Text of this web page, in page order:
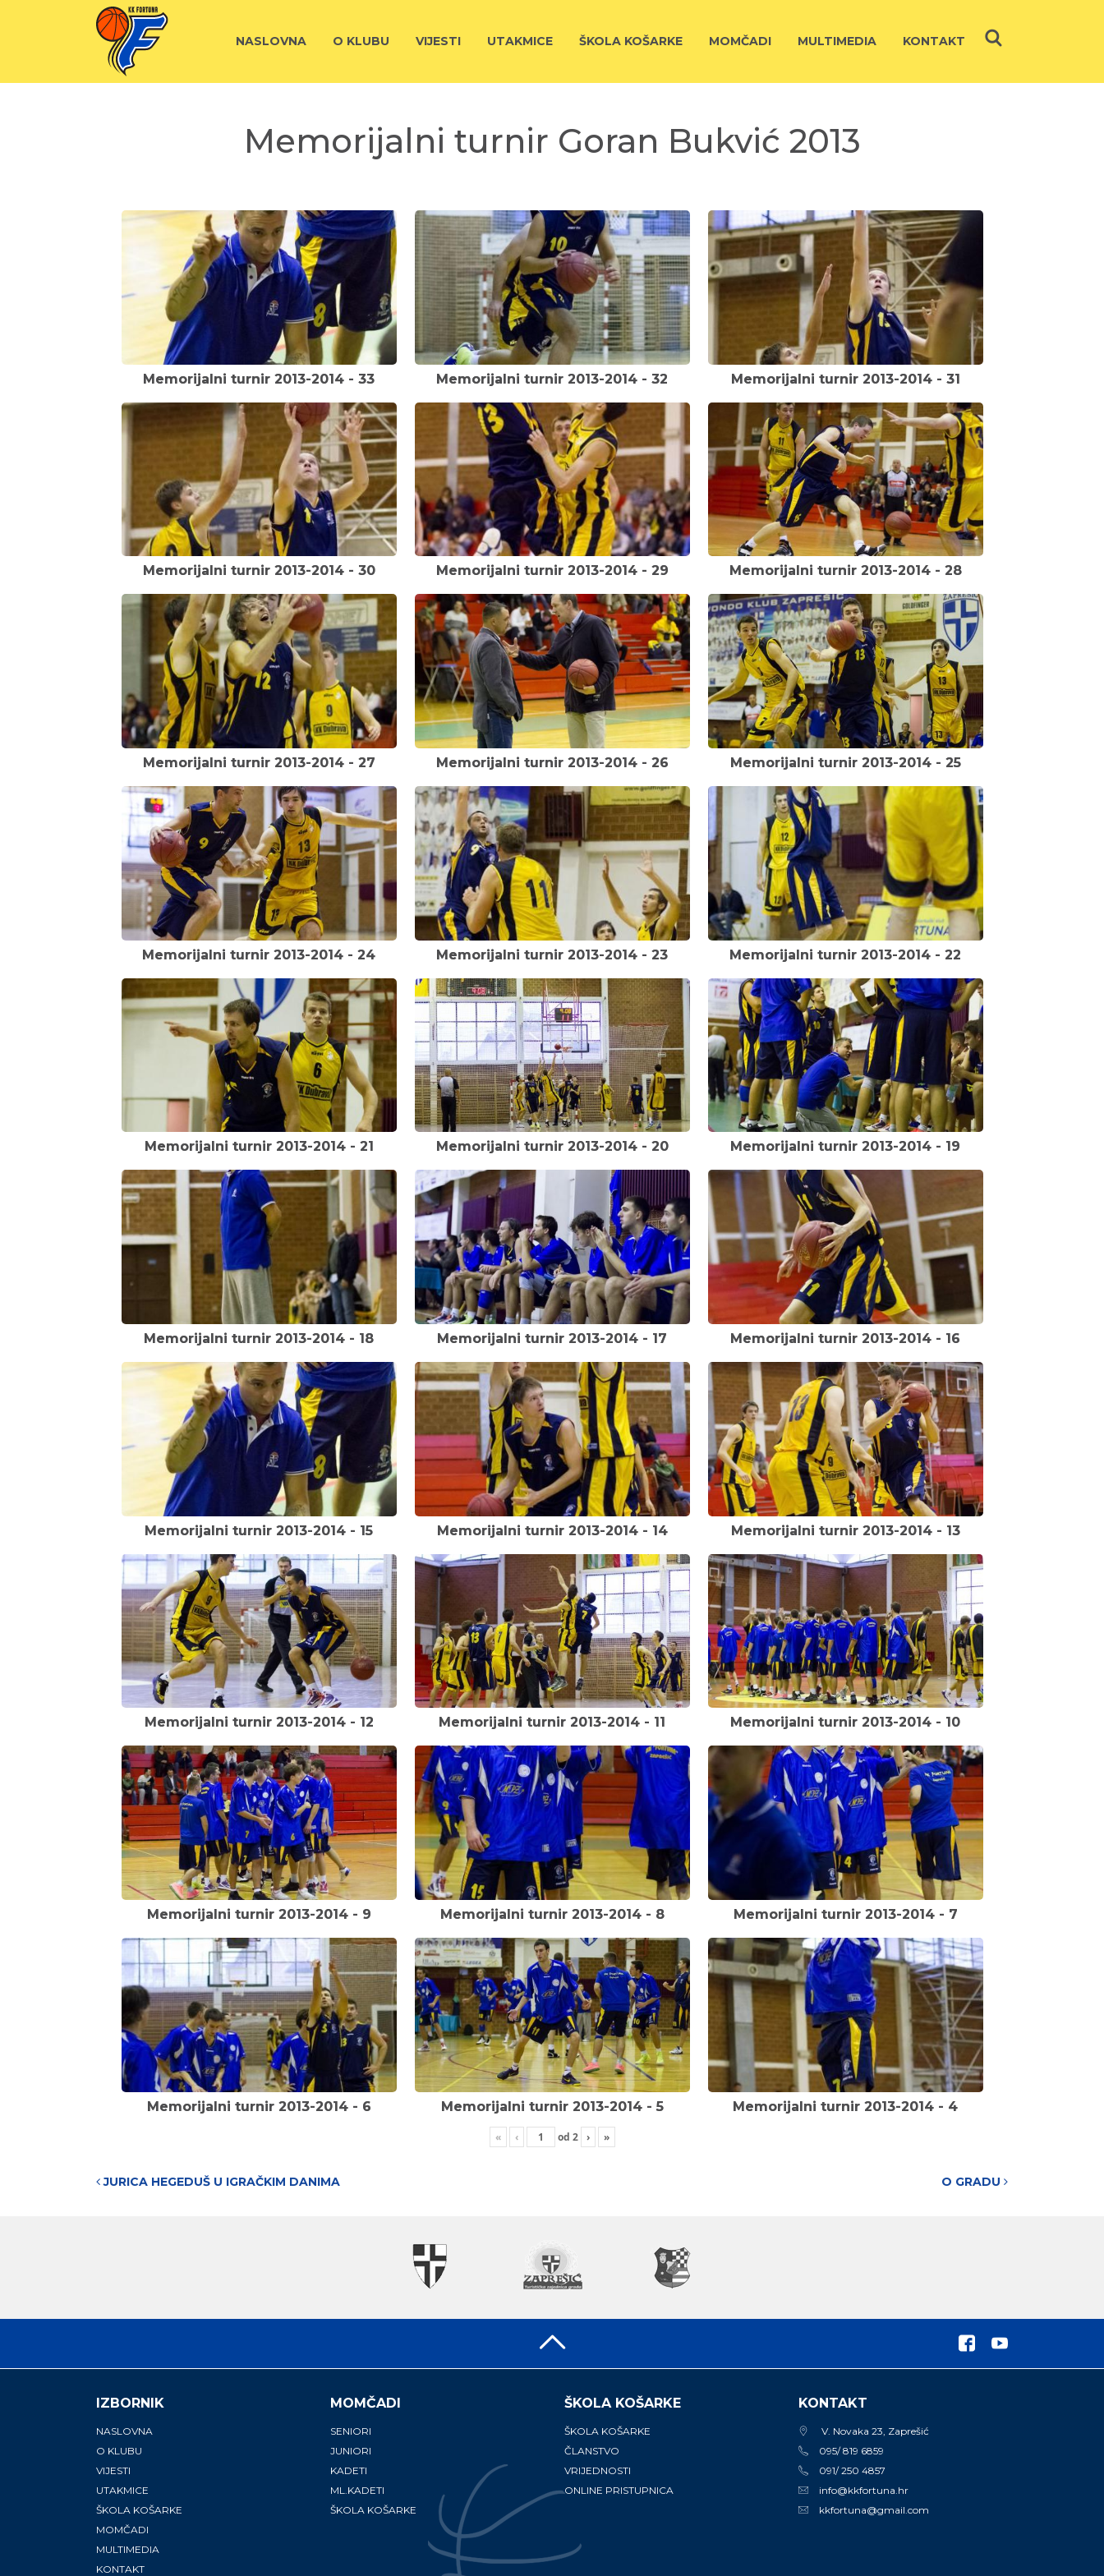
NASLOVNA O KLUBU VIJESTI UTAKMICE ŠKOLA KOŠARKE MOMČADI MULTIMEDIA KONTAKT
Memorijalni turnir Goran Bukvić 2013
Memorijalni turnir 2013-2014 - 33 Memorijalni turnir 2013-2014 - 32 Memorijalni turnir 2013-2014 - 31
Memorijalni turnir 2013-2014 - 30 Memorijalni turnir 2013-2014 - 29 Memorijalni turnir 2013-2014 - 28
Memorijalni turnir 2013-2014 - 27 Memorijalni turnir 2013-2014 - 26 Memorijalni turnir 2013-2014 - 25
Memorijalni turnir 2013-2014 - 24 Memorijalni turnir 2013-2014 - 23 Memorijalni turnir 2013-2014 - 22
Memorijalni turnir 2013-2014 - 21 Memorijalni turnir 2013-2014 - 20 Memorijalni turnir 2013-2014 - 19
Memorijalni turnir 2013-2014 - 18 Memorijalni turnir 2013-2014 - 17 Memorijalni turnir 2013-2014 - 16
Memorijalni turnir 2013-2014 - 15 Memorijalni turnir 2013-2014 - 14 Memorijalni turnir 2013-2014 - 13
Memorijalni turnir 2013-2014 - 12 Memorijalni turnir 2013-2014 - 11 Memorijalni turnir 2013-2014 - 10
Memorijalni turnir 2013-2014 - 9 Memorijalni turnir 2013-2014 - 8 Memorijalni turnir 2013-2014 - 7
Memorijalni turnir 2013-2014 - 6 Memorijalni turnir 2013-2014 - 5 Memorijalni turnir 2013-2014 - 4
« ‹ od 2 › »
Post navigation
JURICA HEGEDUŠ U IGRAČKIM DANIMA O GRADU
IZBORNIK
NASLOVNA
O KLUBU
VIJESTI
UTAKMICE
ŠKOLA KOŠARKE
MOMČADI
MULTIMEDIA
KONTAKT
MOMČADI
SENIORI
JUNIORI
KADETI
ML.KADETI
ŠKOLA KOŠARKE
ŠKOLA KOŠARKE
ŠKOLA KOŠARKE
ČLANSTVO
VRIJEDNOSTI
ONLINE PRISTUPNICA
KONTAKT
V. Novaka 23, Zaprešić
095/ 819 6859
091/ 250 4857
info@kkfortuna.hr
kkfortuna@gmail.com